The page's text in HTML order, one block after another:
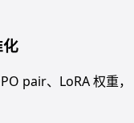
pair、LoRA 权重，